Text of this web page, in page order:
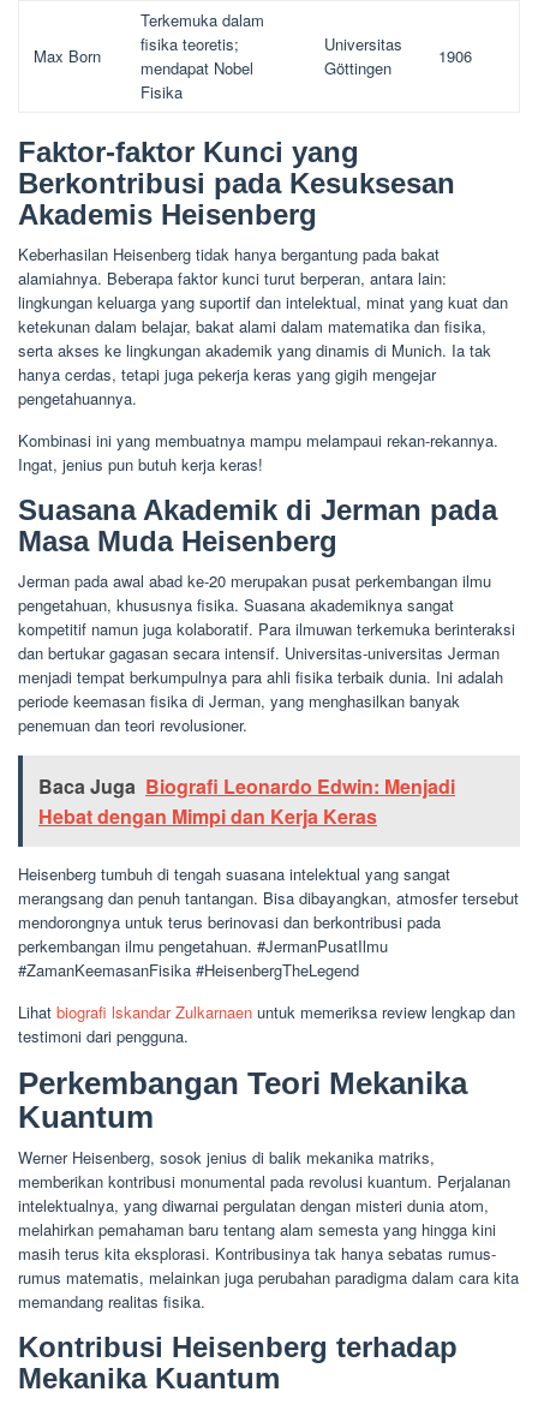
Max Born
Terkemuka dalam
fisika teoretis;
mendapat Nobel
Fisika
Universitas
Göttingen
1906
Faktor-faktor Kunci yang
Berkontribusi pada Kesuksesan
Akademis Heisenberg
Keberhasilan Heisenberg tidak hanya bergantung pada bakat
alamiahnya. Beberapa faktor kunci turut berperan, antara lain:
lingkungan keluarga yang suportif dan intelektual, minat yang kuat dan
ketekunan dalam belajar, bakat alami dalam matematika dan fisika,
serta akses ke lingkungan akademik yang dinamis di Munich. Ia tak
hanya cerdas, tetapi juga pekerja keras yang gigih mengejar
pengetahuannya.
Kombinasi ini yang membuatnya mampu melampaui rekan-rekannya.
Ingat, jenius pun butuh kerja keras!
Suasana Akademik di Jerman pada
Masa Muda Heisenberg
Jerman pada awal abad ke-20 merupakan pusat perkembangan ilmu
pengetahuan, khususnya fisika. Suasana akademiknya sangat
kompetitif namun juga kolaboratif. Para ilmuwan terkemuka berinteraksi
dan bertukar gagasan secara intensif. Universitas-universitas Jerman
menjadi tempat berkumpulnya para ahli fisika terbaik dunia. Ini adalah
periode keemasan fisika di Jerman, yang menghasilkan banyak
penemuan dan teori revolusioner.
Baca Juga Biografi Leonardo Edwin: Menjadi
Hebat dengan Mimpi dan Kerja Keras
Heisenberg tumbuh di tengah suasana intelektual yang sangat
merangsang dan penuh tantangan. Bisa dibayangkan, atmosfer tersebut
mendorongnya untuk terus berinovasi dan berkontribusi pada
perkembangan ilmu pengetahuan. #JermanPusatIlmu
#ZamanKeemasanFisika #HeisenbergTheLegend
Lihat biografi lskandar Zulkarnaen untuk memeriksa review lengkap dan
testimoni dari pengguna.
Perkembangan Teori Mekanika
Kuantum
Werner Heisenberg, sosok jenius di balik mekanika matriks,
memberikan kontribusi monumental pada revolusi kuantum. Perjalanan
intelektualnya, yang diwarnai pergulatan dengan misteri dunia atom,
melahirkan pemahaman baru tentang alam semesta yang hingga kini
masih terus kita eksplorasi. Kontribusinya tak hanya sebatas rumus-
rumus matematis, melainkan juga perubahan paradigma dalam cara kita
memandang realitas fisika.
Kontribusi Heisenberg terhadap
Mekanika Kuantum